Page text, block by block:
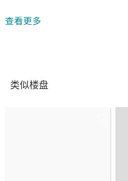
24小时保安
查看更多
类似楼盘